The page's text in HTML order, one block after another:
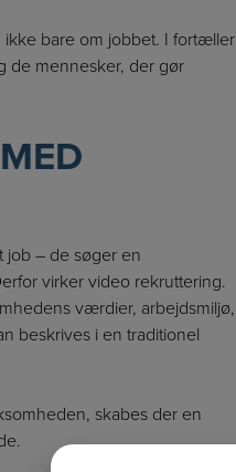
bare om jobbet. I fortæller
de mennesker, der gør
job – de søger en
virker video rekruttering.
værdier, arbejdsmiljø,
beskrives i en traditionel
skabes der en